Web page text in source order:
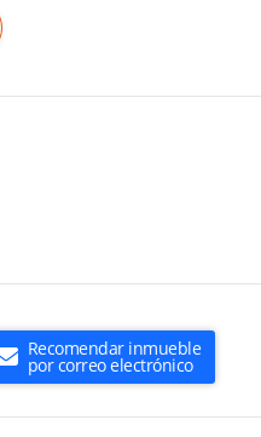
Recomendar inmueble
por correo electrónico